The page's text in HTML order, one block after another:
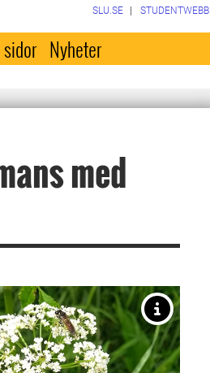
SLU.SE STUDENTWEBB
Nyheter
med